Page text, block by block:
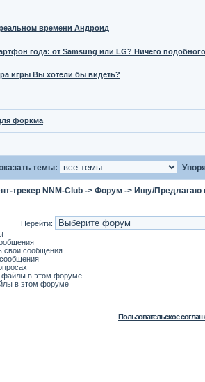
времени Андроид
года: от Samsung или LG? Ничего
игры Вы хотели бы видеть?
форкма
темы:
трекер NNM-Club -> Форум -> Ищу/Предлагаю
Перейти:
свои сообщения
файлы в этом форуме
в этом форуме
Пользовательское